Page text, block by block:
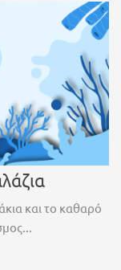
και το καθαρό